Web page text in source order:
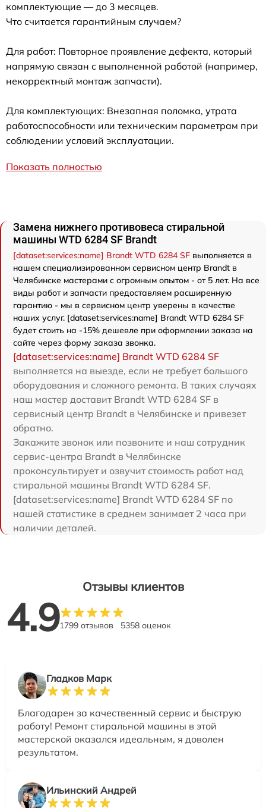
комплектующие — до 3 месяцев.
Что считается гарантийным случаем?
Для работ: Повторное проявление дефекта, который
напрямую связан с выполненной работой (например,
некорректный монтаж запчасти).
Для комплектующих: Внезапная поломка, утрата
работоспособности или техническим параметрам при
соблюдении условий эксплуатации.
Показать полностью
Замена нижнего противовеса стиральной
машины WTD 6284 SF Brandt
[dataset:services:name] Brandt WTD 6284 SF выполняется в
нашем специализированном сервисном центр Brandt в
Челябинске мастерами с огромным опытом - от 5 лет. На все
виды работ и запчасти предоставляем расширенную
гарантию - мы в сервисном центр уверены в качестве
наших услуг. [dataset:services:name] Brandt WTD 6284 SF
будет стоить на -15% дешевле при оформлении заказа на
сайте через форму заказа звонка.
[dataset:services:name] Brandt WTD 6284 SF
выполняется на выезде, если не требует большого
оборудования и сложного ремонта. В таких случаях
наш мастер доставит Brandt WTD 6284 SF в
сервисный центр Brandt в Челябинске и привезет
обратно.
Закажите звонок или позвоните и наш сотрудник
сервис-центра Brandt в Челябинске
проконсультирует и озвучит стоимость работ над
стиральной машины Brandt WTD 6284 SF.
[dataset:services:name] Brandt WTD 6284 SF по
нашей статистике в среднем занимает 2 часа при
наличии деталей.
Отзывы клиентов
4.91799 отзывов 5358 оценок
Гладков Марк
Благодарен за качественный сервис и быструю
работу! Ремонт стиральной машины в этой
мастерской оказался идеальным, я доволен
результатом.
Ильинский Андрей